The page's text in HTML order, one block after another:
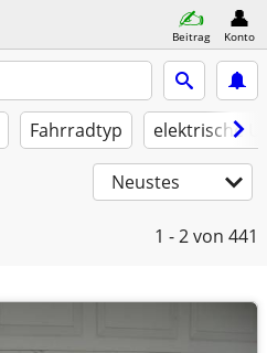
Beitrag Konto
Fahrradtyp elektrische
Neustes
1 - 2von 441